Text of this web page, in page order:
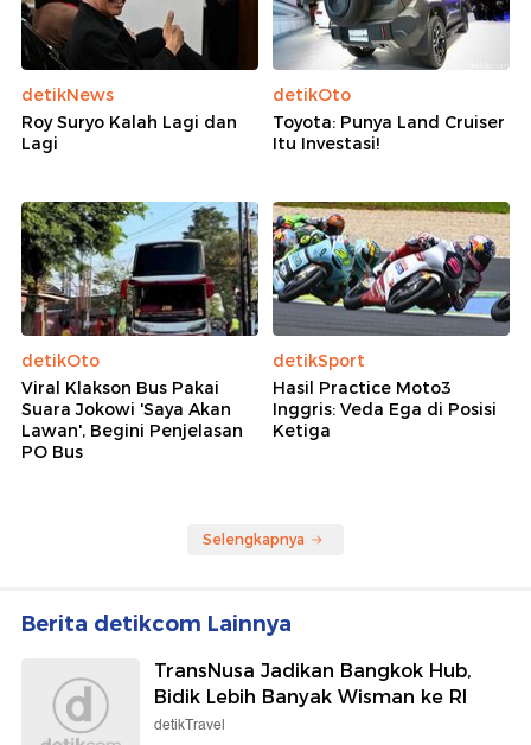
detikNews
Roy Suryo Kalah Lagi dan
Lagi
detikOto
Toyota: Punya Land Cruiser
Itu Investasi!
detikOto
Viral Klakson Bus Pakai
Suara Jokowi 'Saya Akan
Lawan', Begini Penjelasan
PO Bus
detikSport
Hasil Practice Moto3
Inggris: Veda Ega di Posisi
Ketiga
Selengkapnya
Berita detikcom Lainnya
TransNusa Jadikan Bangkok Hub,
Bidik Lebih Banyak Wisman ke RI
detikTravel